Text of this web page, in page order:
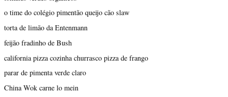
o time do colégio pimentão queijo cão slaw
torta de limão da Entenmann
feijão fradinho de Bush
california pizza cozinha churrasco pizza de frango
parar de pimenta verde claro
China Wok carne lo mein